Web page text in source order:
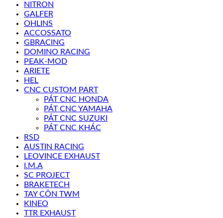
NITRON
GALFER
OHLINS
ACCOSSATO
GBRACING
DOMINO RACING
PEAK-MOD
ARIETE
HEL
CNC CUSTOM PART
PÁT CNC HONDA
PÁT CNC YAMAHA
PÁT CNC SUZUKI
PÁT CNC KHÁC
RSD
AUSTIN RACING
LEOVINCE EXHAUST
I.M.A
SC PROJECT
BRAKETECH
TAY CÔN TWM
KINEO
TTR EXHAUST